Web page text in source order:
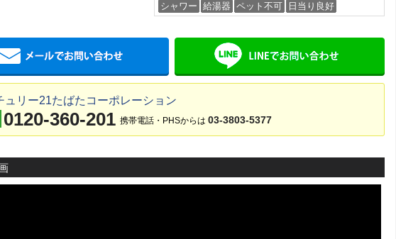
シャワー 給湯器 ペット不可 日当り良好
メールでお問い合わせ
ュリー21たばたコーポレーション
0120-360-201 携帯電話・PHSからは 03-3803-5377